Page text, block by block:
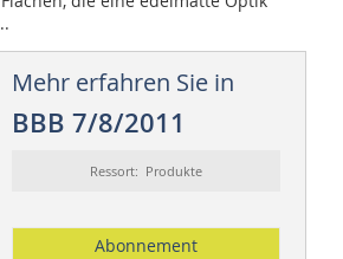
Mehr erfahren Sie in
BBB 7/8/2011
Ressort: Produkte
Abonnement